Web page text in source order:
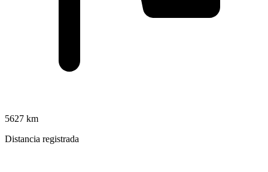
5627 km
Distancia registrada